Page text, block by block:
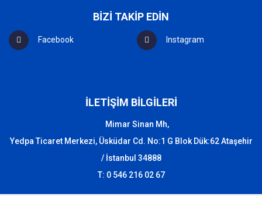
BİZİ TAKİP EDİN
Facebook Instagram
İLETİŞİM BİLGİLERİ
Mimar Sinan Mh,
Yedpa Ticaret Merkezi, Üsküdar Cd. No:1 G Blok Dük:62 Ataşehir
/ İstanbul 34888
T: 0 546 216 02 67